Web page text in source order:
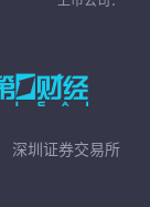
深圳证券交易所